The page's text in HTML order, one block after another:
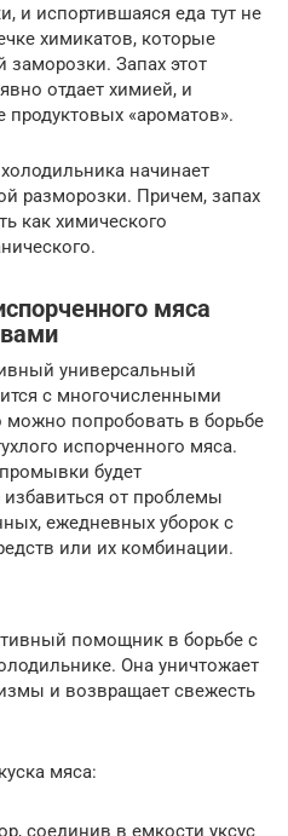
и испортившаяся еда тут не
химикатов, которые
заморозки. Запах этот
отдает химией, и
продуктовых «ароматов».
начинает
разморозки. Причем, запах
как химического
мяса
универсальный
с многочисленными
попробовать в борьбе
испорченного мяса.
будет
от проблемы
ежедневных уборок с
или их комбинации.
помощник в борьбе с
Она уничтожает
и возвращает свежесть
мяса:
соединив в емкости уксус